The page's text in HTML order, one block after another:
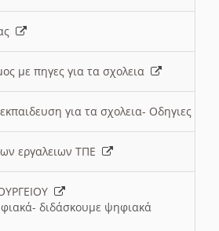
με πηγες για τα σχολεια
για τα σχολεια- Οδηγιες
εργαλειων ΤΠΕ
διδάσκουμε ψηφιακά